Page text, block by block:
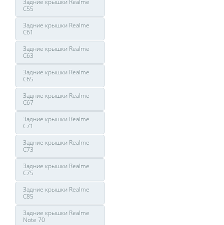
Задние крышки Realme
C55
Задние крышки Realme
C61
Задние крышки Realme
C63
Задние крышки Realme
C65
Задние крышки Realme
C67
Задние крышки Realme
C71
Задние крышки Realme
C73
Задние крышки Realme
C75
Задние крышки Realme
C85
Задние крышки Realme
Note 70